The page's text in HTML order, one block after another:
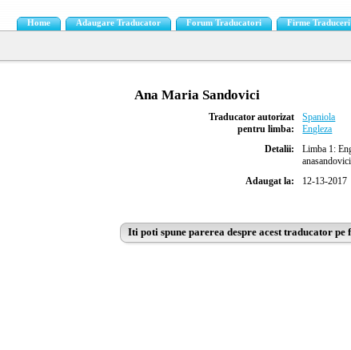
Home Adaugare Traducator Forum Traducatori Firme Traduceri
Ana Maria Sandovici
Traducator autorizat
pentru limba:
Spaniola
Engleza
Detalii:
Limba 1:
Adaugat la:
12-13-2017
Iti poti spune parerea despre acest traducator